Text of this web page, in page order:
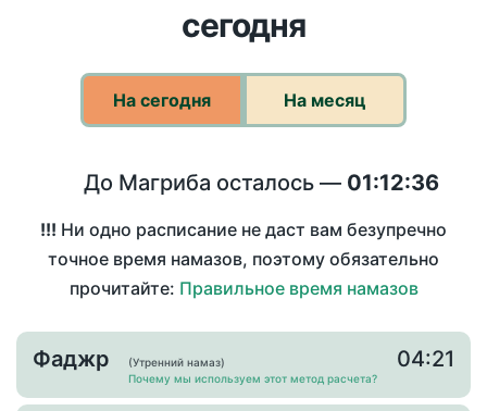
сегодня
На сегодня На месяц
До Магриба осталось — 01:12:36
!!! Ни одно расписание не даст вам безупречно
точное время намазов, поэтому обязательно
прочитайте: Правильное время намазов
Фаджр
(Утренний намаз)
Почему мы используем этот метод расчета?
04:21